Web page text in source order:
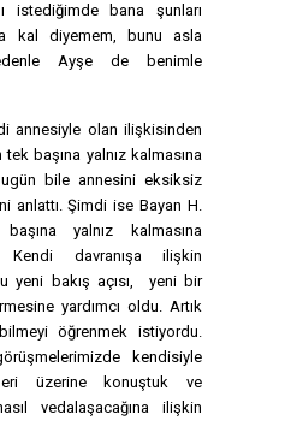
istediğimde bana şunları
kal diyemem, bunu asla
Ayşe de benimle
annesiyle olan ilişkisinden
başına yalnız kalmasına
bile annesini eksiksiz
anlattı. Şimdi ise Bayan H.
yalnız kalmasına
Kendi davranışa ilişkin
yeni bakış açısı, yeni bir
yardımcı oldu. Artık
öğrenmek istiyordu.
kendisiyle
üzerine konuştuk ve
vedalaşacağına ilişkin